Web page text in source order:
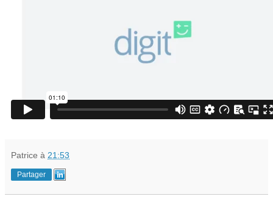
Patrice à 21:53
Partager